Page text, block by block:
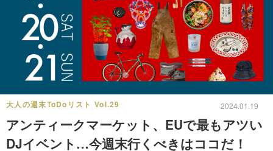
大人の週末ToDoリスト Vol.29 2024.01.19
アンティークマーケット、EUで最もアツい
DJイベント…今週末行くべきはココだ！